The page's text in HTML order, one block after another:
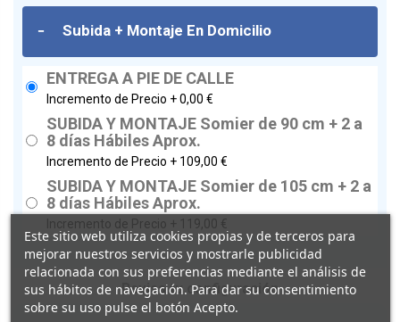
- Subida + Montaje En Domicilio
ENTREGA A PIE DE CALLE
Incremento de Precio +0,00 €
SUBIDA Y MONTAJE Somier de 90 cm + 2 a
8 días Hábiles Aprox.
Incremento de Precio + 109,00 €
SUBIDA Y MONTAJE Somier de 105 cm + 2 a
8 días Hábiles Aprox.
Incremento de Precio + 119,00 €
Revisa tu configuración
Este sitio web utiliza cookies propias y de terceros para
mejorar nuestros servicios y mostrarle publicidad
relacionada con sus preferencias mediante el análisis de
sus hábitos de navegación. Para dar su consentimiento
sobre su uso pulse el botón Acepto.